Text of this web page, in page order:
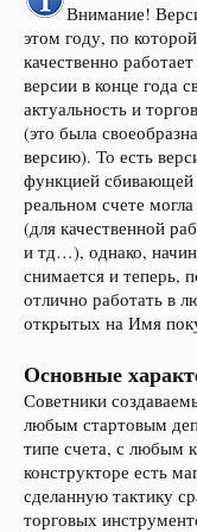
Внимание!
этом году, по
качественно
версии в конце года
актуальность и
(это была
версию). То есть
функцией сбивающей
реальном счете
(для качественной
и тд…), однако,
снимается и теперь,
отлично работать в
открытых на Имя
Основные
Советники
любым стартовым
типе счета, с любым
конструкторе есть
сделанную тактику
торговых